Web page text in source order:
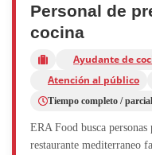
Personal de
cocina
Ayudante de
Atención al público
Tiempo completo /
ERA Food busca
restaurante mediterraneo